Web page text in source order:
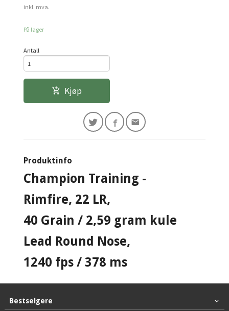
inkl. mva.
På lager
Antall
Kjøp
Produktinfo
Champion Training -
Rimfire, 22 LR,
40 Grain / 2,59 gram kule
Lead Round Nose,
1240 fps / 378 ms
Bestselgere